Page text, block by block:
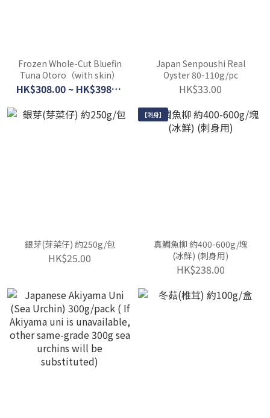
Frozen Whole-Cut Bluefin
Tuna Otoro（with skin）
HK$308.00 ~ HK$398.00
Japan Senpoushi Real
Oyster 80-110g/pc
HK$33.00
銀芽(芽菜仔) 約250g/包
HK$25.00
【刺身】
真鯛魚柳 約400-600g/塊
(冰鮮) (刺身用)
HK$238.00